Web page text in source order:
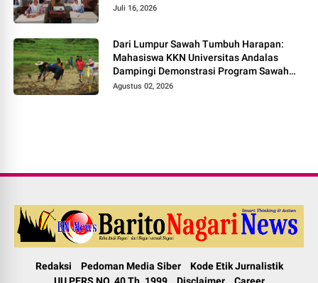
Juli 16, 2026
Dari Lumpur Sawah Tumbuh Harapan:
Mahasiswa KKN Universitas Andalas
Dampingi Demonstrasi Program Sawah
Pokok Murah di Jorong Bayua
Agustus 02, 2026
Redaksi Pedoman Media Siber
Kode Etik Jurnalistik